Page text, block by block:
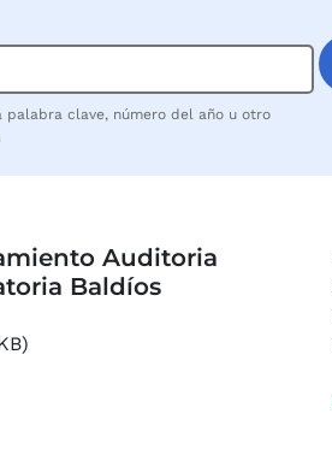
palabra clave, número del año u otro
Auditoria
Baldíos